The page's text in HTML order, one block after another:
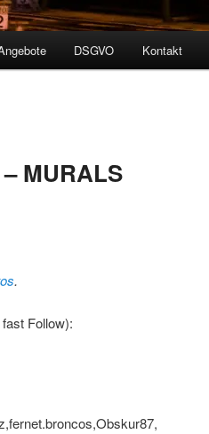
DSGVO Kontakt
MURALS
.
Follow):